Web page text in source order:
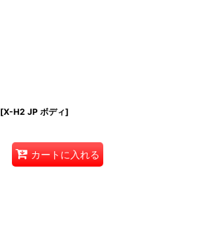
[X-H2 JP ボディ]
カートに入れる